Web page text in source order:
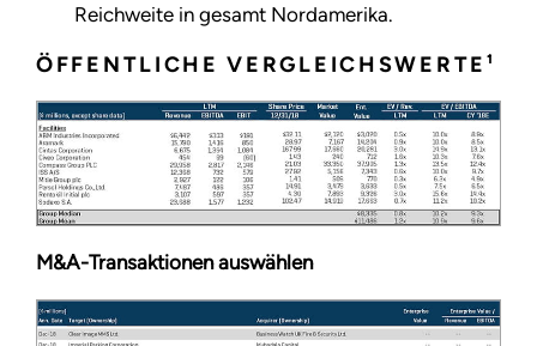
Reichweite in gesamt Nordamerika.
ÖFFENTLICHE VERGLEICHSWERTE¹
M&A-Transaktionen auswählen